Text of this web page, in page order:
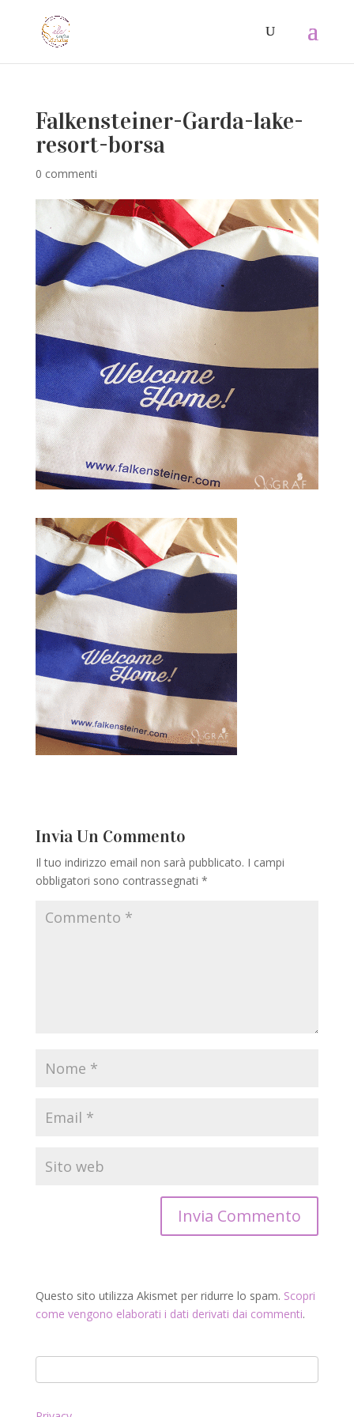
Falkensteiner-Garda-lake-
resort-borsa
0 commenti
Invia Un Commento
Il tuo indirizzo email non sarà pubblicato. I campi
obbligatori sono contrassegnati *
Questo sito utilizza Akismet per ridurre lo spam. Scopri
come vengono elaborati i dati derivati dai commenti.